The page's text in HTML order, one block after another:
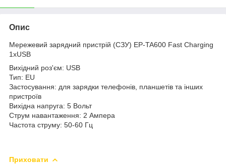
Опис
Мережевий зарядний пристрій (СЗУ) EP-TA600 Fast Charging
1xUSB
Вихідний роз'єм: USB
Тип: EU
Застосування: для зарядки телефонів, планшетів та інших
пристроїв
Вихідна напруга: 5 Вольт
Струм навантаження: 2 Ампера
Частота струму: 50-60 Гц
Приховати